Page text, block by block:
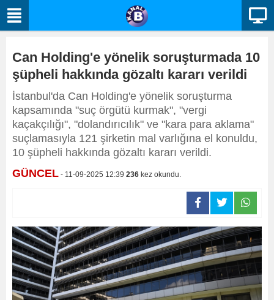
Can Holding'e yönelik soruşturmada 10
şüpheli hakkında gözaltı kararı verildi
İstanbul'da Can Holding'e yönelik soruşturma
kapsamında "suç örgütü kurmak", "vergi
kaçakçılığı", "dolandırıcılık" ve "kara para aklama"
suçlamasıyla 121 şirketin mal varlığına el konuldu,
10 şüpheli hakkında gözaltı kararı verildi.
GÜNCEL - 11-09-2025 12:39 236 kez okundu.